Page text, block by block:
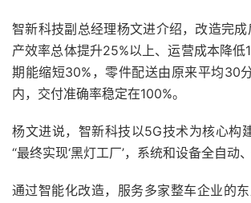
智新科技副总经理杨文进介绍，改造完
产效率总体提升25%以上、运营成本降低
期能缩短30%，零件配送由原来平均30
内，交付准确率稳定在100%。
杨文进说，智新科技以5G技术为核心构
“最终实现‘黑灯工厂’，系统和设备全自动
通过智能化改造，服务多家整车企业的